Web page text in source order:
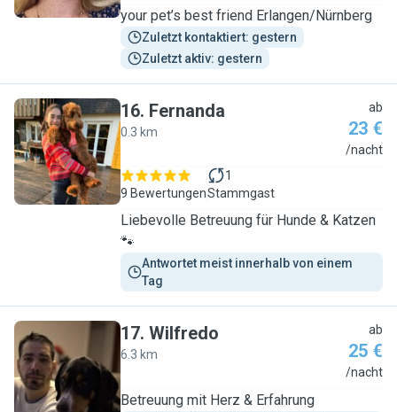
your pet’s best friend Erlangen/Nürnberg
Zuletzt kontaktiert: gestern
Zuletzt aktiv: gestern
F
16. Fernanda
0.3 km
ab
23 €
/nacht
9 Bewertungen
1
Stammgast
Liebevolle Betreuung für Hunde & Katzen
🐾
Antwortet meist innerhalb von einem
Tag
W
17. Wilfredo
6.3 km
ab
25 €
/nacht
Betreuung mit Herz & Erfahrung